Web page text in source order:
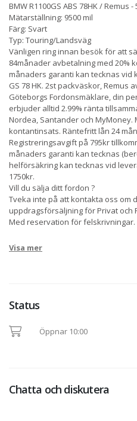
BMW R1100GS ABS 78HK / Remus
Mätarställning: 9500 mil
Färg: Svart
Typ: Touring/Landsväg
Vänligen ring innan besök för att
84månader avbetalning med 20%
månaders garanti kan tecknas vid
GS 78 HK. 2st packväskor, Remus
Göteborgs Fordonsmäklare, din
erbjuder alltid 2.99% ränta
Nordea, Santander och MyMoney.
kontantinsats. Räntefritt lån 24
Registreringsavgift på 795kr
månaders garanti kan tecknas
helförsäkring kan tecknas vid
1750kr.
Vill du sälja ditt fordon ?
Tveka inte på att kontakta oss om
uppdragsförsäljning för Privat och
Med reservation för felskrivningar.
Visa mer
Status
Öppnar 10:00
Chatta och diskutera